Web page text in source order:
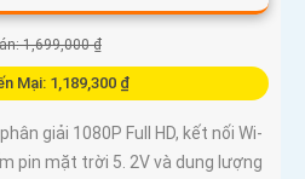
1,699,000 ₫
Mại: 1,189,300 ₫
giải 1080P Full HD, kết nối Wi-
pin mặt trời 5. 2V và dung lượng